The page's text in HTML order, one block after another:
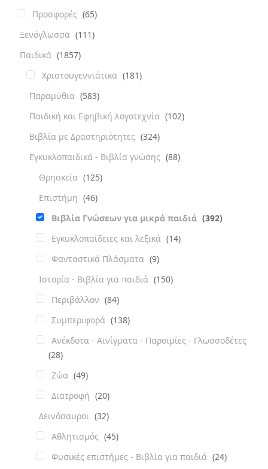
Προσφορές (65)
Ξενόγλωσσα (111)
Παιδικά (1857)
Χριστουγεννιάτικα (181)
Παραμύθια (583)
Παιδική και Εφηβική λογοτεχνία (102)
Βιβλία με Δραστηριότητες (324)
Εγκυκλοπαιδικά - Βιβλία γνώσης (88)
Θρησκεία (125)
Επιστήμη (46)
Βιβλία Γνώσεων για μικρά παιδιά (392)
Εγκυκλοπαίδειες και λεξικά (14)
Φανταστικά Πλάσματα (9)
Ιστορία - Βιβλία για παιδιά (150)
Περιβάλλον (84)
Συμπεριφορά (138)
Ανέκδοτα - Αινίγματα - Παροιμίες - Γλωσσοδέτες
(28)
Ζώα (49)
Διατροφή (20)
Δεινόσαυροι (32)
Αθλητισμός (45)
Φυσικές επιστήμες - Βιβλία για παιδιά (24)